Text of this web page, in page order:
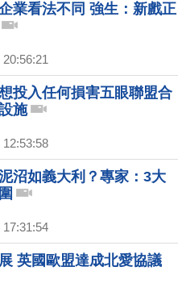
業看法不同 強生：新戲正
投入任何損害五眼聯盟合
施
12:53:58
沼如義大利？專家：3大
17:31:54
英國歐盟達成北愛協議